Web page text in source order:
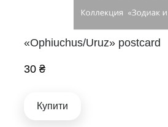
«Ophiuchus/Uruz» postcard
30 ₴
Купити